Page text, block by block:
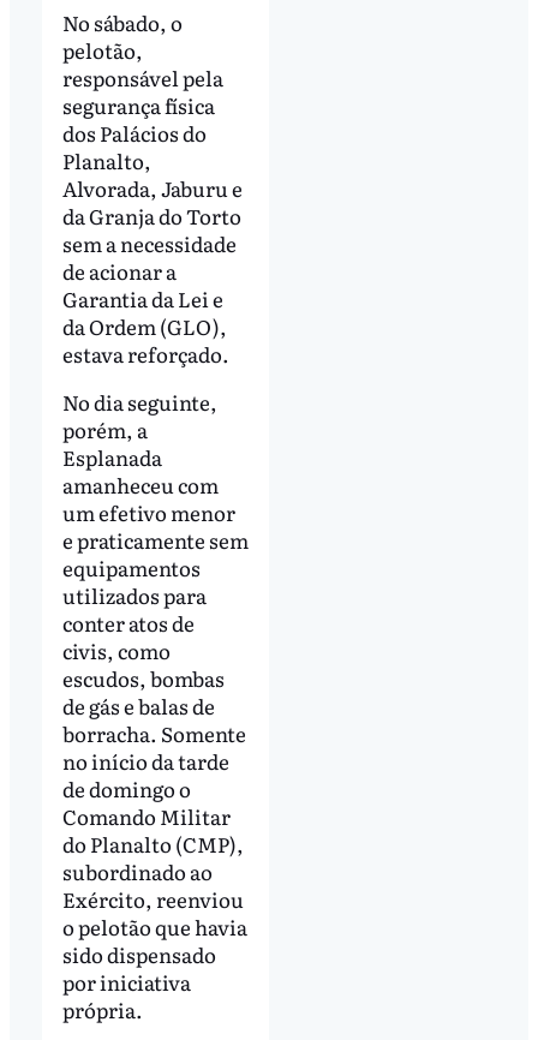
No sábado, o
pelotão,
responsável pela
segurança física
dos Palácios do
Planalto,
Alvorada, Jaburu e
da Granja do Torto
sem a necessidade
de acionar a
Garantia da Lei e
da Ordem (GLO),
estava reforçado.
No dia seguinte,
porém, a
Esplanada
amanheceu com
um efetivo menor
e praticamente sem
equipamentos
utilizados para
conter atos de
civis, como
escudos, bombas
de gás e balas de
borracha. Somente
no início da tarde
de domingo o
Comando Militar
do Planalto (CMP),
subordinado ao
Exército, reenviou
o pelotão que havia
sido dispensado
por iniciativa
própria.